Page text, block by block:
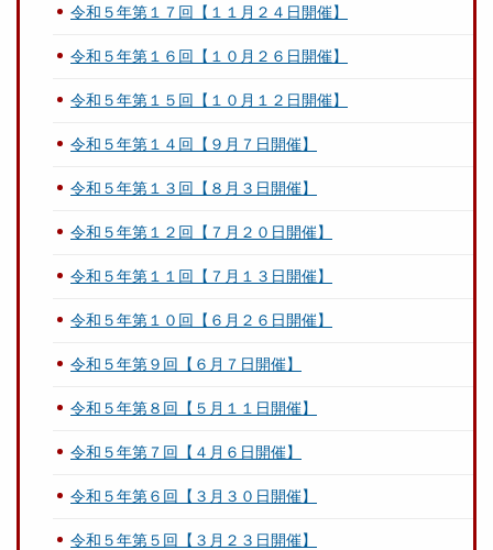
令和５年第１７回【１１月２４日開催】
令和５年第１６回【１０月２６日開催】
令和５年第１５回【１０月１２日開催】
令和５年第１４回【９月７日開催】
令和５年第１３回【８月３日開催】
令和５年第１２回【７月２０日開催】
令和５年第１１回【７月１３日開催】
令和５年第１０回【６月２６日開催】
令和５年第９回【６月７日開催】
令和５年第８回【５月１１日開催】
令和５年第７回【４月６日開催】
令和５年第６回【３月３０日開催】
令和５年第５回【３月２３日開催】